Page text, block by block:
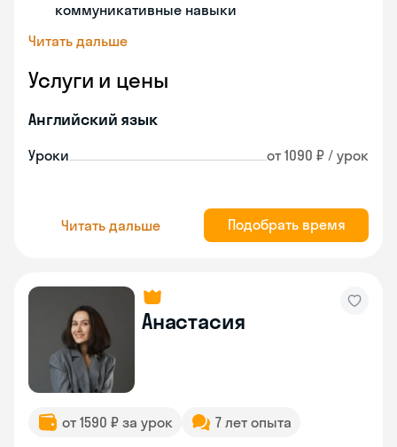
коммуникативные навыки
Читать дальше
Услуги и цены
Английский язык
Уроки от 1090 ₽ / урок
Читать дальше Подобрать время
Анастасия
от 1590 ₽ за урок 7 лет опыта